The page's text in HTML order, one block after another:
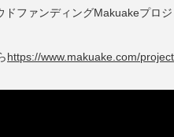
ファンディングMakuakeプロジ
https://www.makuake.com/